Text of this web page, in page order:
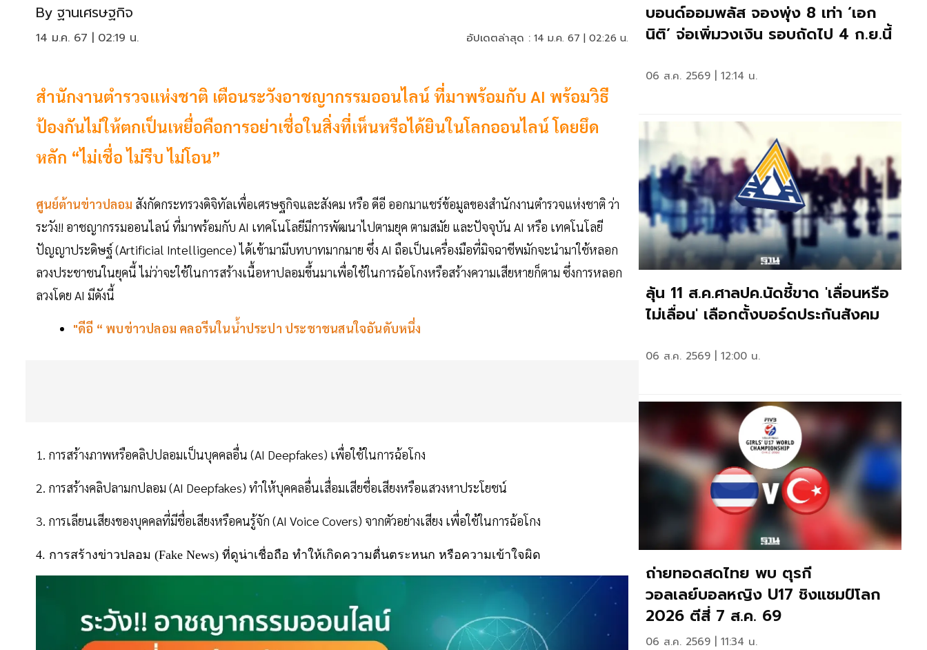
By ฐานเศรษฐกิจ
14 ม.ค. 67 | 02:19 น. อัปเดตล่าสุด : 14 ม.ค. 67 | 02:26 น.
สำนักงานตำรวจแห่งชาติ เตือนระวังอาชญากรรมออนไลน์ ที่มาพร้อมกับ AI พร้อมวิธี
ป้องกันไม่ให้ตกเป็นเหยื่อคือการอย่าเชื่อในสิ่งที่เห็นหรือได้ยินในโลกออนไลน์ โดยยึด
หลัก “ไม่เชื่อ ไม่รีบ ไม่โอน”
ศูนย์ต้านข่าวปลอม สังกัดกระทรวงดิจิทัลเพื่อเศรษฐกิจและสังคม หรือ ดีอี ออกมาแชร์ข้อมูลของสำนักงานตำรวจแห่งชาติ ว่า
ระวัง!! อาชญากรรมออนไลน์ ที่มาพร้อมกับ AI เทคโนโลยีมีการพัฒนาไปตามยุค ตามสมัย และปัจจุบัน AI หรือ เทคโนโลยี
ปัญญาประดิษฐ์ (Artificial Intelligence) ได้เข้ามามีบทบาทมากมาย ซึ่ง AI ถือเป็นเครื่องมือที่มิจฉาชีพมักจะนำมาใช้หลอก
ลวงประชาชนในยุคนี้ ไม่ว่าจะใช้ในการสร้างเนื้อหาปลอมขึ้นมาเพื่อใช้ในการฉ้อโกงหรือสร้างความเสียหายก็ตาม ซึ่งการหลอก
ลวงโดย AI มีดังนี้
"ดีอี “ พบข่าวปลอม คลอรีนในน้ำประปา ประชาชนสนใจอันดับหนึ่ง
1. การสร้างภาพหรือคลิปปลอมเป็นบุคคลอื่น (AI Deepfakes) เพื่อใช้ในการฉ้อโกง
2. การสร้างคลิปลามกปลอม (AI Deepfakes) ทำให้บุคคลอื่นเสื่อมเสียชื่อเสียงหรือแสวงหาประโยชน์
3. การเลียนเสียงของบุคคลที่มีชื่อเสียงหรือคนรู้จัก (AI Voice Covers) จากตัวอย่างเสียง เพื่อใช้ในการฉ้อโกง
4. การสร้างข่าวปลอม (Fake News) ที่ดูน่าเชื่อถือ ทำให้เกิดความตื่นตระหนก หรือความเข้าใจผิด
บอนด์ออมพลัส จองพุ่ง 8 เท่า ‘เอก
นิติ’ จ่อเพิ่มวงเงิน รอบถัดไป 4 ก.ย.นี้
06 ส.ค. 2569 | 12:14 น.
ลุ้น 11 ส.ค.ศาลปค.นัดชี้ขาด 'เลื่อนหรือ
ไม่เลื่อน' เลือกตั้งบอร์ดประกันสังคม
06 ส.ค. 2569 | 12:00 น.
ถ่ายทอดสดไทย พบ ตุรกี
วอลเลย์บอลหญิง U17 ชิงแชมป์โลก
2026 ตีสี่ 7 ส.ค. 69
06 ส.ค. 2569 | 11:34 น.